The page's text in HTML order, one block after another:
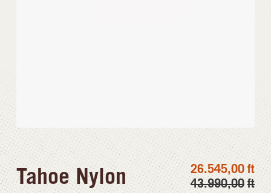
Tahoe Nylon 26.545,00 ft
43.990,00 ft